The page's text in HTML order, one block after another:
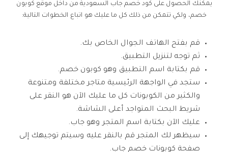
يمكنك الحصول على كود خصم جاب السعودية من داخل موقع كوبون
خصم، ولكي تتمكن من ذلك كل ما عليك هو اتباع الخطوات التالية:
قم بفتح الهاتف الجوال الخاص بك.
ثم توجه لتنزيل التطبيق.
قم بكتابة اسم التطبيق وهو كوبون خصم.
ستجد في الواجهة الرئيسية متاجر مختلفة ومتنوعة
والكثير من الكوبونات كل ما عليك الآن هو النقر على
شريط البحث المتواجد أعلى الشاشة.
عليك الآن بكتابة اسم المتجر وهو جاب.
سيظهر لك المتجر قم بالنقر عليه وسيتم توجيهك إلى
صفحة كوبونات خصم جاب.